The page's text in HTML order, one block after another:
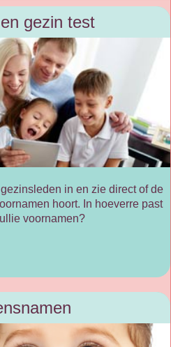
gezin test
in en zie direct of de
hoort. In hoeverre past
voornamen?